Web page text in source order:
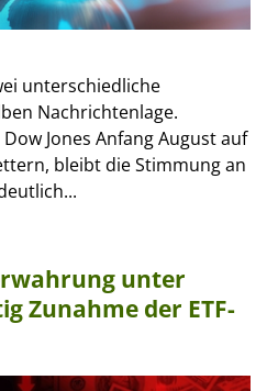
unterschiedliche
Nachrichtenlage.
Jones Anfang August auf
bleibt die Stimmung an
unter
Zunahme der ETF-